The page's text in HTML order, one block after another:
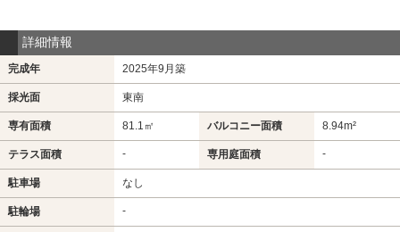
詳細情報
完成年 2025年9月築
採光面 東南
専有面積 81.1㎡ バルコニー面積 8.94m²
テラス面積 - 専用庭面積 -
駐車場 なし
駐輪場 -